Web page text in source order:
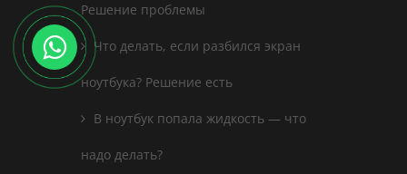
Решение проблемы
Что делать, если разбился экран
ноутбука? Решение есть
В ноутбук попала жидкость — что
надо делать?